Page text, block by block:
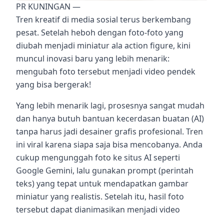
PR KUNINGAN —
Tren kreatif di media sosial terus berkembang
pesat. Setelah heboh dengan foto-foto yang
diubah menjadi miniatur ala action figure, kini
muncul inovasi baru yang lebih menarik:
mengubah foto tersebut menjadi video pendek
yang bisa bergerak!
Yang lebih menarik lagi, prosesnya sangat mudah
dan hanya butuh bantuan kecerdasan buatan (AI)
tanpa harus jadi desainer grafis profesional. Tren
ini viral karena siapa saja bisa mencobanya. Anda
cukup mengunggah foto ke situs AI seperti
Google Gemini, lalu gunakan prompt (perintah
teks) yang tepat untuk mendapatkan gambar
miniatur yang realistis. Setelah itu, hasil foto
tersebut dapat dianimasikan menjadi video